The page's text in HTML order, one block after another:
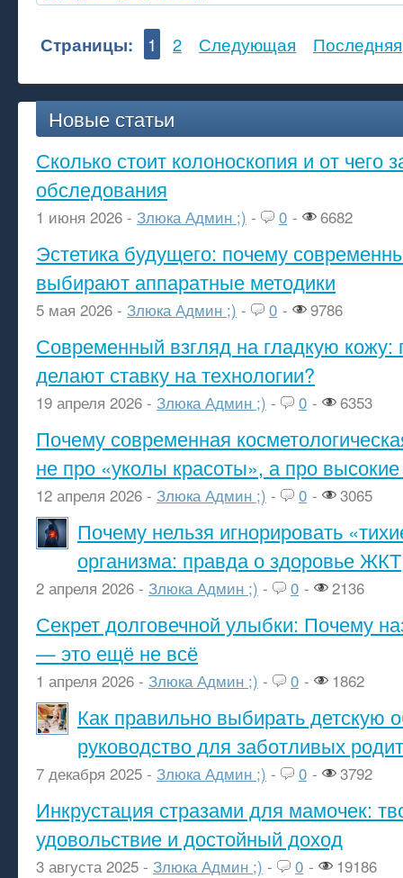
Страницы: 1 2 Следующая Последняя
Новые статьи
Сколько стоит колоноскопия и от чего
обследования
1 июня 2026 - Злюка Админ ;) - 0 - 6682
Эстетика будущего: почему
выбирают аппаратные методики
5 мая 2026 - Злюка Админ ;) - 0 - 9786
Современный взгляд на гладкую кожу:
делают ставку на технологии?
19 апреля 2026 - Злюка Админ ;) - 0 - 6353
Почему современная
не про «уколы красоты», а про высокие
12 апреля 2026 - Злюка Админ ;) - 0 - 3065
Почему нельзя игнорировать
организма: правда о здоровье ЖКТ
2 апреля 2026 - Злюка Админ ;) - 0 - 2136
Секрет долговечной улыбки: Почему
— это ещё не всё
1 апреля 2026 - Злюка Админ ;) - 0 - 1862
Как правильно выбирать детскую
руководство для заботливых
7 декабря 2025 - Злюка Админ ;) - 0 - 3792
Инкрустация стразами для мамочек:
удовольствие и достойный доход
3 августа 2025 - Злюка Админ ;) - 0 - 19186